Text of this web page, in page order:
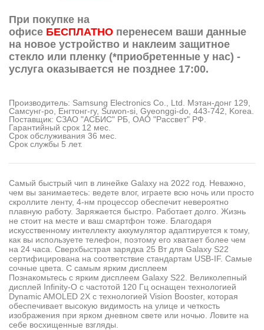
При покупке на
офисе БЕСПЛАТНО перенесем ваши данные
на новое устройство и наклеим защитное
стекло или пленку (*приобретенные у нас) -
услуга оказывается не позднее 17:00.
Производитель: Samsung Electronics Co., Ltd. Мэтан-донг 129,
Самсунг-ро, Енгтонг-гу, Suwon-si, Gyeonggi-do, 443-742, Korea.
Поставщик: СЗАО "АСБИС" РБ, OАО "Рассвет" РФ.
Гарантийный срок 12 мес.
Срок обслуживания 36 мес.
Срок службы 5 лет.
Самый быстрый чип в линейке Galaxy на 2022 год. Неважно,
чем вы занимаетесь: ведете влог, играете всю ночь или просто
скроллите ленту, 4-нм процессор обеспечит невероятно
плавную работу. Заряжается быстро. Работает долго. Жизнь
не стоит на месте и ваш смартфон тоже. Благодаря
искусственному интеллекту аккумулятор адаптируется к тому,
как вы используете телефон, поэтому его хватает более чем
на 24 часа. Сверхбыстрая зарядка 25 Вт для Galaxy S22
сертифицирована на соответствие стандартам USB-IF. Самые
сочные цвета. С самым ярким дисплеем
Познакомьтесь с ярким дисплеем Galaxy S22. Великолепный
дисплей Infinity-O с частотой 120 Гц оснащен технологией
Dynamic AMOLED 2X с технологией Vision Booster, которая
обеспечивает высокую видимость на улице и четкость
изображения при ярком дневном свете или ночью. Ловите на
себе восхищенные взгляды.